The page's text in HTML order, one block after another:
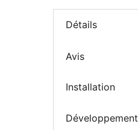
Détails
Avis
Installation
Développement